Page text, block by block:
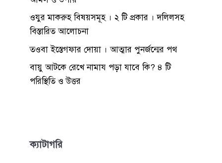
ওযুর মাকরুহ বিষয়সমূহ । ২ টি প্রকার । দলিলসহ
বিস্তারিত আলোচনা
তওবা ইস্তেগফার দোয়া । আত্মার পুনর্জন্মের পথ
বায়ু আটকে রেখে নামায পড়া যাবে কি? ৪ টি
পরিস্থিতি ও উত্তর
ক্যাটাগরি